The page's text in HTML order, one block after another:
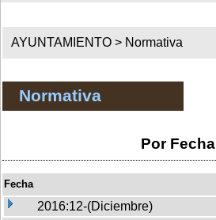
AYUNTAMIENTO > Normativa
Normativa
Por Fecha
Fecha
2016:12-(Diciembre)